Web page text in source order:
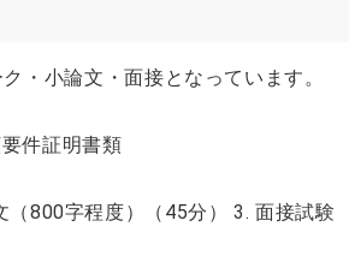
・小論文・面接となっています。
件証明書類
800字程度）（45分） 3. 面接試験